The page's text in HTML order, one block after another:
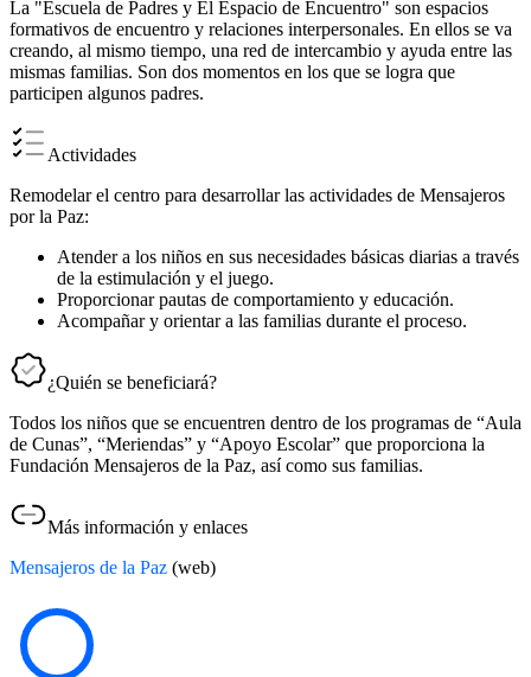
La "Escuela de Padres y El Espacio de Encuentro" son espacios
formativos de encuentro y relaciones interpersonales. En ellos se va
creando, al mismo tiempo, una red de intercambio y ayuda entre las
mismas familias. Son dos momentos en los que se logra que
participen algunos padres.
Actividades
Remodelar el centro para desarrollar las actividades de Mensajeros
por la Paz:
Atender a los niños en sus necesidades básicas diarias a través
de la estimulación y el juego.
Proporcionar pautas de comportamiento y educación.
Acompañar y orientar a las familias durante el proceso.
¿Quién se beneficiará?
Todos los niños que se encuentren dentro de los programas de “Aula
de Cunas”, “Meriendas” y “Apoyo Escolar” que proporciona la
Fundación Mensajeros de la Paz, así como sus familias.
Más información y enlaces
Mensajeros de la Paz (web)